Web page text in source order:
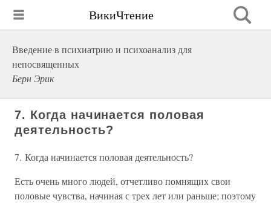
ВикиЧтение
Введение в психиатрию и психоанализ для
непосвященных
Берн Эрик
7. Когда начинается половая
деятельность?
7. Когда начинается половая деятельность?
Есть очень много людей, отчетливо помнящих свои
половые чувства, начиная с трех лет или раньше; поэтому